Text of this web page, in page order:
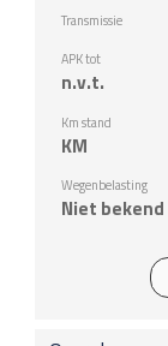
Transmissie
APK tot
n.v.t.
Km stand
KM
Wegenbelasting
Niet bekend